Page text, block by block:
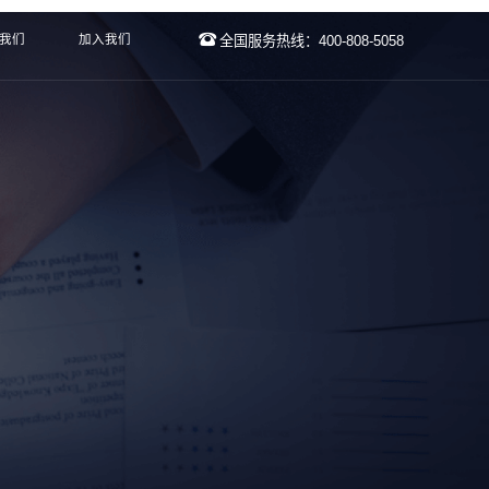
们 加入我们 全国服务热线：400-808-5058